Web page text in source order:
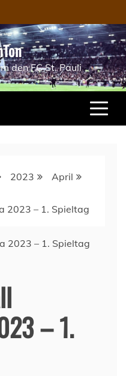
den FC St. Pauli
2023
April
2023 – 1. Spieltag
– 1.